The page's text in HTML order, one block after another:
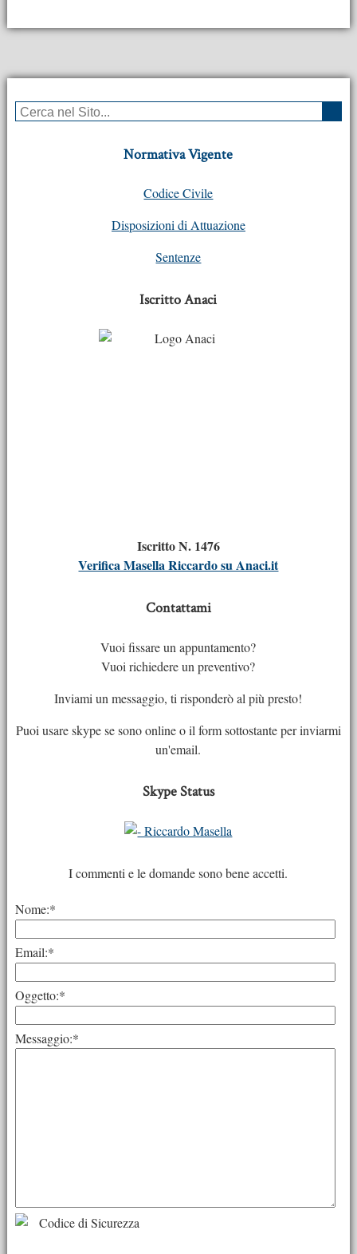
Normativa Vigente
Codice Civile
Disposizioni di Attuazione
Sentenze
Iscritto Anaci
Iscritto N. 1476
Verifica Masella Riccardo su Anaci.it
Contattami
Vuoi fissare un appuntamento?
Vuoi richiedere un preventivo?
Inviami un messaggio, ti risponderò al più presto!
Puoi usare skype se sono online o il form sottostante per inviarmi
un'email.
Skype Status
I commenti e le domande sono bene accetti.
Nome:*
Email:*
Oggetto:*
Messaggio:*